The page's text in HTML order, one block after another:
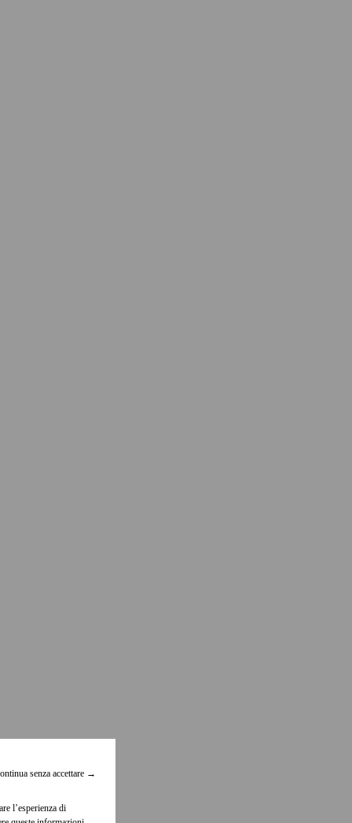
senza accettare →
l’esperienza di